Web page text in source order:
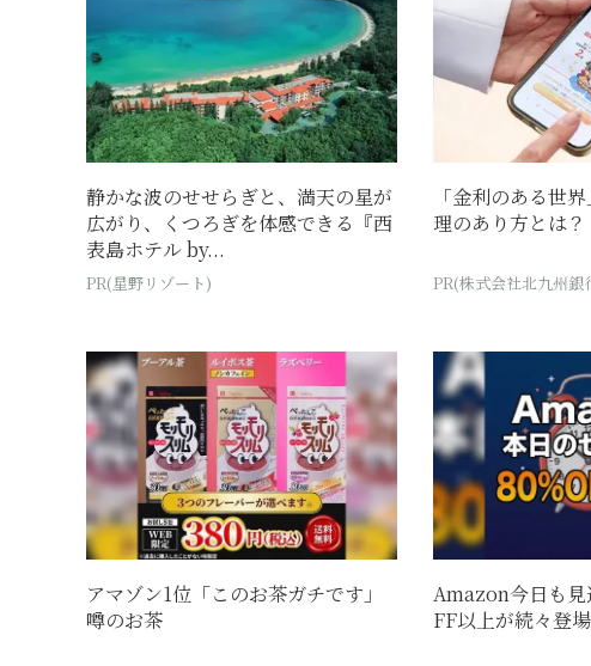
静かな波のせせらぎと、満天の星が
広がり、くつろぎを体感できる『西
表島ホテル by...
PR(星野リゾート)
「金利のある世
理のあり方とは？
PR(株式会社北九州銀
アマゾン1位「このお茶ガチです」
噂のお茶
Amazon今日も見
FF以上が続々登場